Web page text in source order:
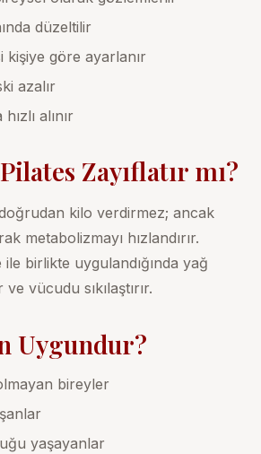
düzeltilir
kişiye göre ayarlanır
azalır
alınır
Zayıflatır mı?
kilo verdirmez; ancak
metabolizmayı hızlandırır.
birlikte uygulandığında yağ
ve vücudu sıkılaştırır.
Uygundur?
bireyler
yaşayanlar